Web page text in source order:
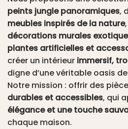
peints jungle panoramiques,
meubles inspirés de la nature
décorations murales
plantes artificielles et
créer un intérieur immersif,
digne d’une véritable oasis
Notre mission : offrir des
durables et accessibles, qui
élégance et une touche
chaque maison.